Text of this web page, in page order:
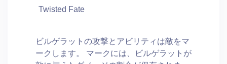
Twisted Fate
ビルゲラットの攻撃とアビリティは敵をマ
ークします。 マークには、ビルゲラットが